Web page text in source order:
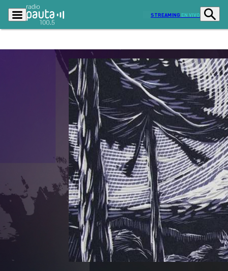
STREAMING EN VIVO
Programas
Actualidad
Economía
Radio en vivo Sostenibilidad
Tendencias Deportes
Entretención y Cultura Opinión
Dato en Pauta Señal 2
Contenido Patrocinado